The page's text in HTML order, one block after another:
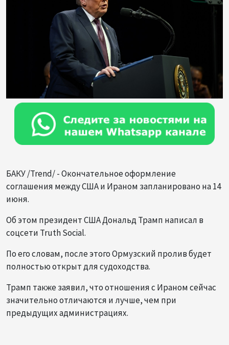
БАКУ /Trend/ - Окончательное оформление
соглашения между США и Ираном запланировано на 14
июня.
Об этом президент США Дональд Трамп написал в
соцсети Truth Social.
По его словам, после этого Ормузский пролив будет
полностью открыт для судоходства.
Трамп также заявил, что отношения с Ираном сейчас
значительно отличаются и лучше, чем при
предыдущих администрациях.